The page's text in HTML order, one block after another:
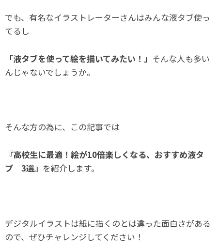
でも、有名なイラストレーターさんはみんな液タブ使っ
てるし
「液タブを使って絵を描いてみたい！」 そんな人も多い
んじゃないでしょうか。
そんな方の為に、この記事では
『高校生に最適！絵が10倍楽しくなる、おすすめ液タ
ブ 3選』 を紹介します。
デジタルイラストは紙に描くのとは違った面白さがある
ので、ぜひチャレンジしてください！